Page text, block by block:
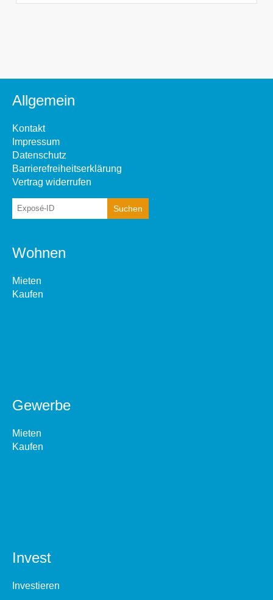
Allgemein
Kontakt
Impressum
Datenschutz
Barrierefreiheitserklärung
Vertrag widerrufen
Wohnen
Mieten
Kaufen
Gewerbe
Mieten
Kaufen
Invest
Investieren